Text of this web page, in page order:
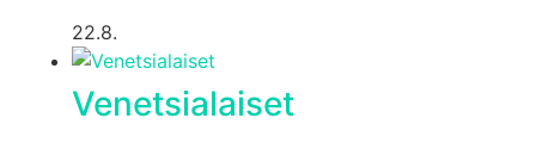
22.8.
Venetsialaiset